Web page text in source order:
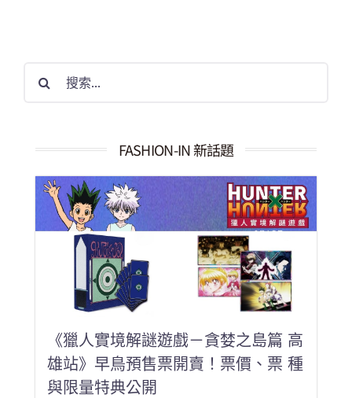
果：
FASHION-IN 新話題
《獵人實境解謎遊戲－貪婪之島篇 高
雄站》早鳥預售票開賣！票價、票 種
與限量特典公開